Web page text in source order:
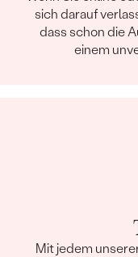
FARBE:sich darauf
dass schon die
einem
Mit jedem